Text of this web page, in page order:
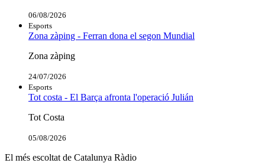
06/08/2026
Esports
Zona zàping - Ferran dona el segon Mundial
Zona zàping
24/07/2026
Esports
Tot costa - El Barça afronta l'operació Julián
Tot Costa
05/08/2026
El més escoltat de Catalunya Ràdio